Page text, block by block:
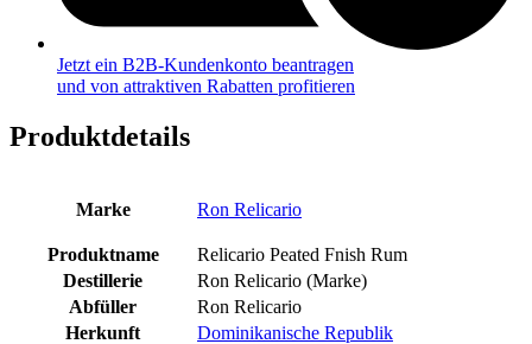
Jetzt ein B2B-Kundenkonto beantragen
und von attraktiven Rabatten profitieren
Produktdetails
Marke Ron Relicario
Produktname
Relicario Peated Fnish Rum
Destillerie
Ron Relicario (Marke)
Abfüller
Ron Relicario
Herkunft
Dominikanische Republik